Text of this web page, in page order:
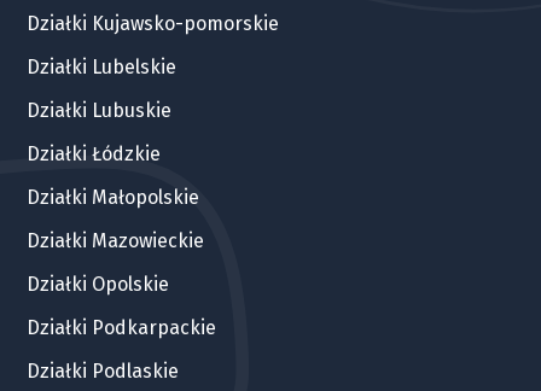
Działki Kujawsko-pomorskie
Działki Lubelskie
Działki Lubuskie
Działki Łódzkie
Działki Małopolskie
Działki Mazowieckie
Działki Opolskie
Działki Podkarpackie
Działki Podlaskie